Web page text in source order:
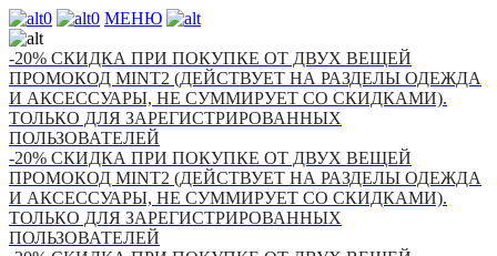
0 0 МЕНЮ
-20% СКИДКА ПРИ ПОКУПКЕ ОТ ДВУХ ВЕЩЕЙ
ПРОМОКОД MINT2 (ДЕЙСТВУЕТ НА РАЗДЕЛЫ ОДЕЖДА
И АКСЕССУАРЫ, НЕ СУММИРУЕТ СО СКИДКАМИ).
ТОЛЬКО ДЛЯ ЗАРЕГИСТРИРОВАННЫХ
ПОЛЬЗОВАТЕЛЕЙ
-20% СКИДКА ПРИ ПОКУПКЕ ОТ ДВУХ ВЕЩЕЙ
ПРОМОКОД MINT2 (ДЕЙСТВУЕТ НА РАЗДЕЛЫ ОДЕЖДА
И АКСЕССУАРЫ, НЕ СУММИРУЕТ СО СКИДКАМИ).
ТОЛЬКО ДЛЯ ЗАРЕГИСТРИРОВАННЫХ
ПОЛЬЗОВАТЕЛЕЙ